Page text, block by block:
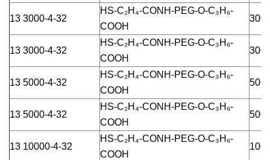
13 3000-4-32
HS-C₂H₄-CONH-PEG-O-C₃H₆-
COOH
13 3000-4-32
HS-C₂H₄-CONH-PEG-O-C₃H₆-
COOH
13 5000-4-32
HS-C₂H₄-CONH-PEG-O-C₃H₆-
COOH
13 5000-4-32
HS-C₂H₄-CONH-PEG-O-C₃H₆-
COOH
13 10000-4-32
HS-C₂H₄-CONH-PEG-O-C₃H₆-
COOH